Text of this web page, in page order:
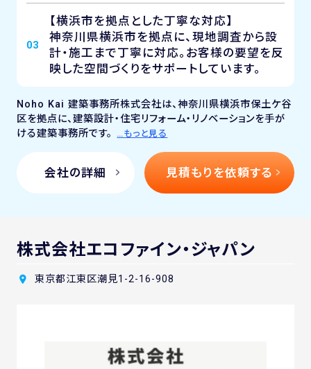
03
【横浜市を拠点とした丁寧な対応】
神奈川県横浜市を拠点に、現地調査から設
計・施工まで丁寧に対応。お客様の要望を反
映した空間づくりをサポートしています。
Noho Kai 建築事務所株式会社は、神奈川県横浜市保土ケ谷
区を拠点に、建築設計・住宅リフォーム・リノベーションを手が
ける建築事務所です。
…もっと見る
会社の詳細 見積もりを依頼する
株式会社エコファイン・ジャパン
東京都江東区潮見1-2-16-908